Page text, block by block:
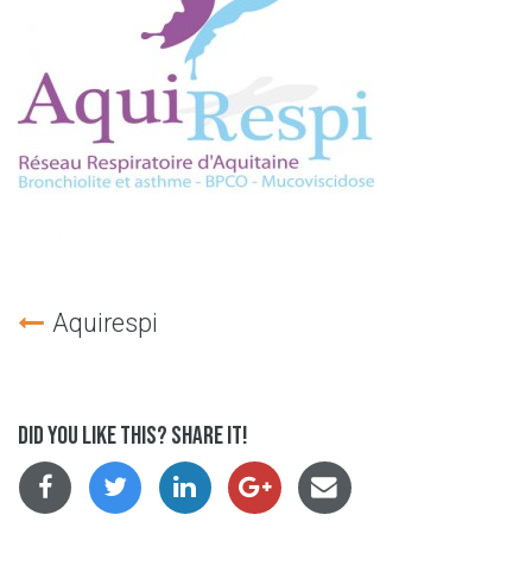
Navigation
L’article
Aquirespi
Did you like this? Share it!